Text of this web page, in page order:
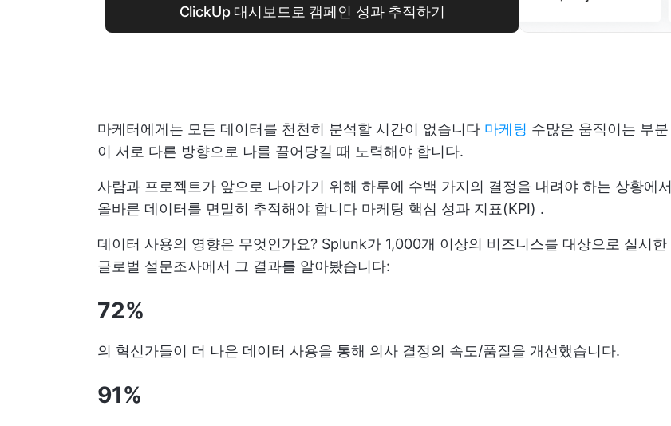
ClickUp 대시보드로 캠페인 성과 추적하기
마케터에게는 모든 데이터를 천천히 분석할 시간이 없습니다 마케팅 수많은 움직이는 부분
이 서로 다른 방향으로 나를 끌어당길 때 노력해야 합니다.
사람과 프로젝트가 앞으로 나아가기 위해 하루에 수백 가지의 결정을 내려야 하는 상황에서
올바른 데이터를 면밀히 추적해야 합니다 마케팅 핵심 성과 지표(KPI) .
데이터 사용의 영향은 무엇인가요? Splunk가 1,000개 이상의 비즈니스를 대상으로 실시한
글로벌 설문조사에서 그 결과를 알아봤습니다:
72%
의 혁신가들이 더 나은 데이터 사용을 통해 의사 결정의 속도/품질을 개선했습니다.
91%